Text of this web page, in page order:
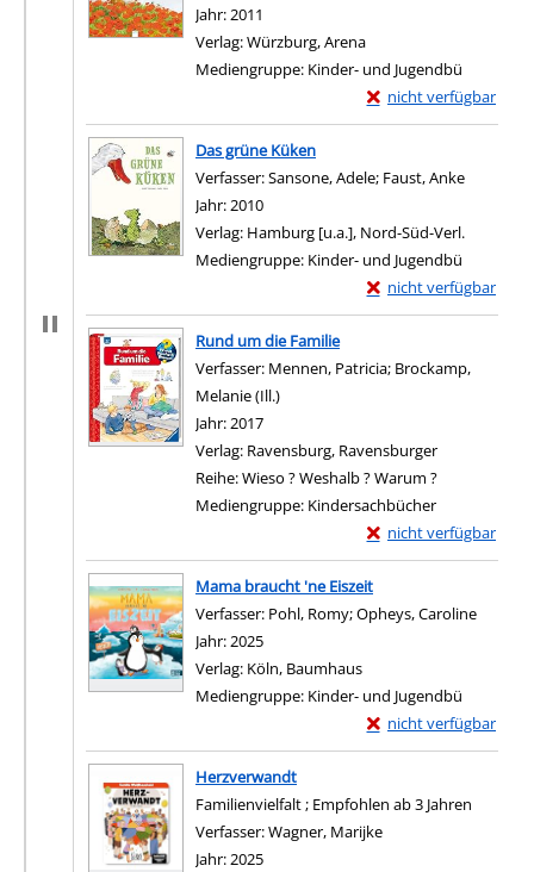
Jahr:2011
Verlag:Würzburg, Arena
Mediengruppe: Kinder- und Jugendbü
nicht verfügbar
Exemplar-Details von
Zum Download von
Das grüne Küken
Verfasser:Sansone, Adele; Faust, Anke
Jahr:2010
Verlag: Hamburg [u.a.], Nord-Süd-Verl.
Mediengruppe: Kinder- und Jugendbü
nicht verfügbar
Exemplar-Details von
Zum Download von
Rund um die Familie
Verfasser: Mennen, Patricia; Brockamp,
Melanie (Ill.)
Jahr:2017
Verlag: Ravensburg, Ravensburger
Reihe:Wieso ? Weshalb ? Warum ?
Mediengruppe: Kindersachbücher
nicht verfügbar
Exemplar-Details von
Zum Download von
Mama braucht 'ne Eiszeit
Verfasser: Pohl, Romy;Opheys, Caroline
Jahr:2025
Verlag: Köln, Baumhaus
Mediengruppe: Kinder- und Jugendbü
nicht verfügbar
Exemplar-Details von
Zum Download von
Herzverwandt
Familienvielfalt ; Empfohlen ab 3 Jahren
Verfasser:Wagner, Marijke
Jahr:2025